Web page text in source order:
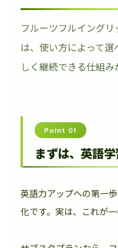
フルーツフルイング
は、使い方によって
しく継続できる仕組み
Point 01
まずは、英語
英語力アップへの第一
化です。実は、これが